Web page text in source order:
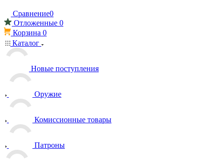
Сравнение0
Отложенные 0
Корзина 0
Каталог
Новые поступления
Оружие
Комиссионные товары
Патроны